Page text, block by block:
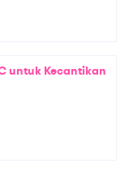
untuk Kecantikan